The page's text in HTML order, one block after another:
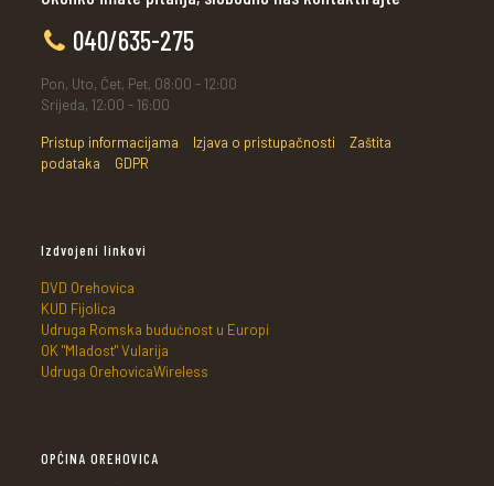
040/635-275
Pon, Uto, Čet, Pet, 08:00 - 12:00
Srijeda, 12:00 - 16:00
Pristup informacijama Izjava o pristupačnosti
Zaštita
podataka
GDPR
Izdvojeni linkovi
DVD Orehovica
KUD Fijolica
Udruga Romska budućnost u Europi
OK "Mladost" Vularija
Udruga OrehovicaWireless
OPĆINA OREHOVICA